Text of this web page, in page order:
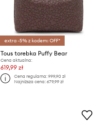
extra -5% z kodem: OFF*
Tous torebka Puffy Bear
Cena aktualna:
619,99 zł
Cena regularna:999,90 zł
Najniższa cena:679,99 zł